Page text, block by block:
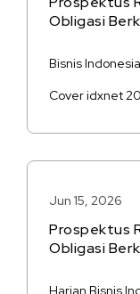
Obligasi
Bisnis
Cover idxnet
Jun 15, 2026
Prospektus
Obligasi
Harian Bisnis